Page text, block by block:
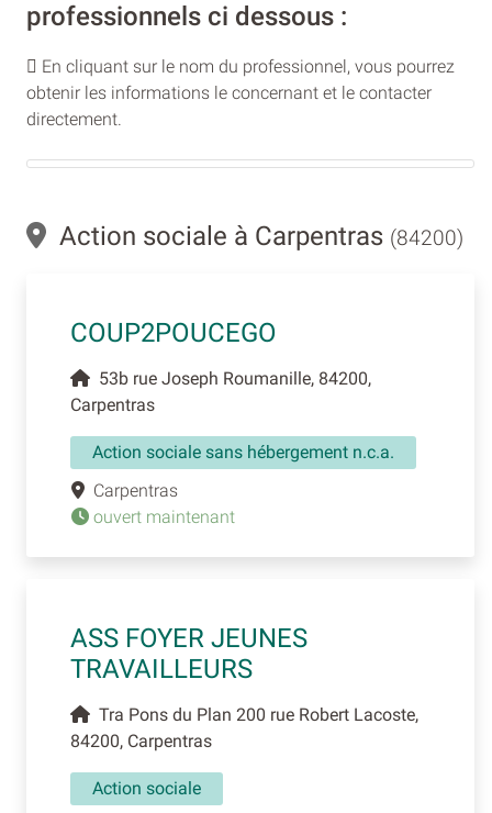
professionnels ci dessous :
En cliquant sur le nom du professionnel, vous pourrez
obtenir les informations le concernant et le contacter
directement.
Action sociale à Carpentras (84200)
COUP2POUCEGO
53b rue Joseph Roumanille, 84200,
Carpentras
Action sociale sans hébergement n.c.a.
Carpentras
ouvert maintenant
ASS FOYER JEUNES
TRAVAILLEURS
Tra Pons du Plan 200 rue Robert Lacoste,
84200, Carpentras
Action sociale